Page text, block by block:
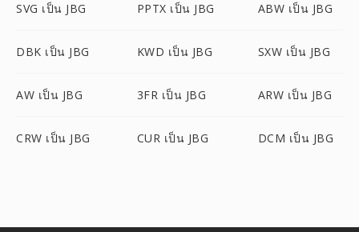
SVG เป็น JBG PPTX เป็น JBG ABW เป็น JBG
DBK เป็น JBG KWD เป็น JBG SXW เป็น JBG
AW เป็น JBG 3FR เป็น JBG ARW เป็น JBG
CRW เป็น JBG CUR เป็น JBG DCM เป็น JBG